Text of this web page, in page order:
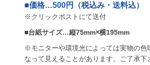
■価格…500円（税込み・送料込）
※クリックポストにて送付
■台紙サイズ…縦75mm×横195mm
※モニターや環境光によっては実物の色
なって見えることがあります。ご了承下